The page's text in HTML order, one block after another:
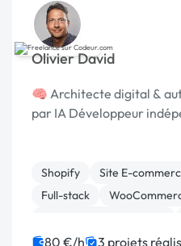
Olivier David
🧠 Architecte digital &
par IA Développeur
Shopify Site E-
Full-stack
Migration ou refonte de
80 €/h 3 projets